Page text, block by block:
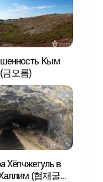
Кым
오름)
Хёпчжегуль в
(협재굴